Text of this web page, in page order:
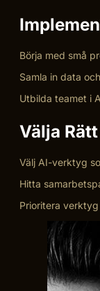
Börja med små
Samla in data
Utbilda teamet i
Välja
Välj AI-verktyg
Hitta
Prioritera